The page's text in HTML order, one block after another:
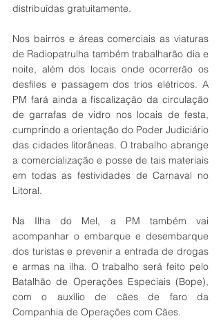
distribuídas gratuitamente.
Nos bairros e áreas comerciais as viaturas
de Radiopatrulha também trabalharão dia e
noite, além dos locais onde ocorrerão os
desfiles e passagem dos trios elétricos. A
PM fará ainda a fiscalização da circulação
de garrafas de vidro nos locais de festa,
cumprindo a orientação do Poder Judiciário
das cidades litorâneas. O trabalho abrange
a comercialização e posse de tais materiais
em todas as festividades de Carnaval no
Litoral.
Na Ilha do Mel, a PM também vai
acompanhar o embarque e desembarque
dos turistas e prevenir a entrada de drogas
e armas na ilha. O trabalho será feito pelo
Batalhão de Operações Especiais (Bope),
com o auxílio de cães de faro da
Companhia de Operações com Cães.